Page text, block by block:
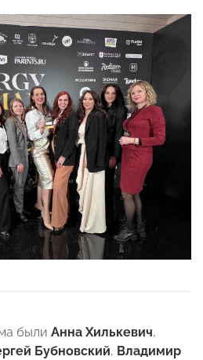
были Анна Хилькевич,
Бубновский, Владимир